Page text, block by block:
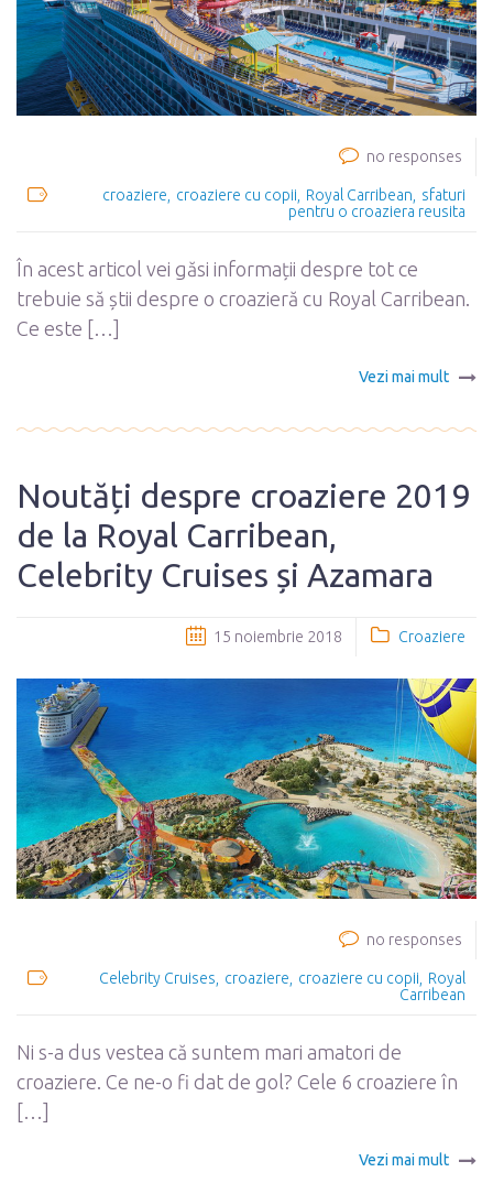
no responses
croaziere croaziere cu copii Royal Carribean
sfaturi
pentru o croaziera reusita
În acest articol vei găsi informații despre tot ce
trebuie să știi despre o croazieră cu Royal Carribean.
Ce este […]
Vezi mai mult
Noutăți despre croaziere 2019
de la Royal Carribean,
Celebrity Cruises și Azamara
15 noiembrie 2018 Croaziere
no responses
Celebrity Cruises croaziere croaziere cu copii
Royal
Carribean
Ni s-a dus vestea că suntem mari amatori de
croaziere. Ce ne-o fi dat de gol? Cele 6 croaziere în
[…]
Vezi mai mult